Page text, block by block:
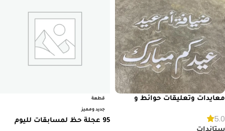
معايدات وتعليقات حوائط و
5.0
قطعة
جديد ومميز
95 عجلة حظ لمسابقات لليوم